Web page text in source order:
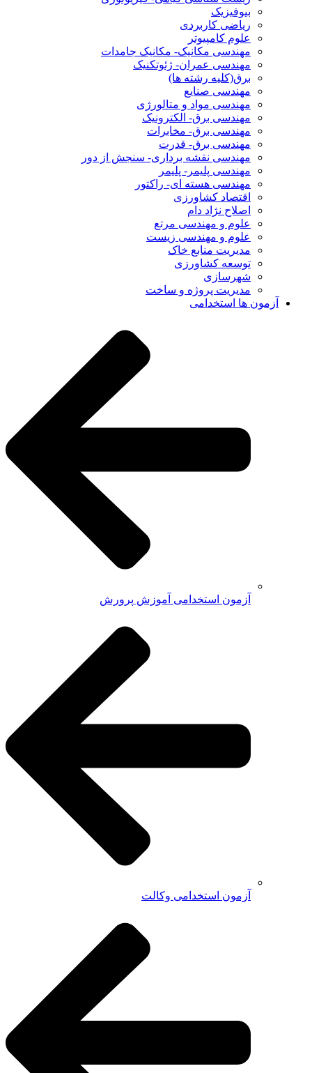
بیوفیزیک
ریاضی کاربردی
علوم کامپیوتر
مهندسی مکانیک- مکانیک جامدات
مهندسی عمران- ژئوتکنیک
برق(کلیه رشته ها)
مهندسی صنایع
مهندسی مواد و متالورژی
مهندسی برق- الکترونیک
مهندسی برق- مخابرات
مهندسی برق- قدرت
مهندسی نقشه برداری- سنجش از دور
مهندسی پلیمر- پلیمر
مهندسی هسته ای- راکتور
اقتصاد کشاورزی
اصلاح نژاد دام
علوم و مهندسی مرتع
علوم و مهندسی زیست
مدیریت منابع خاک
توسعه کشاورزی
شهرسازی
مدیریت پروژه و ساخت
آزمون ها استخدامی
آزمون استخدامی آموزش پرورش
آزمون استخدامی وکالت